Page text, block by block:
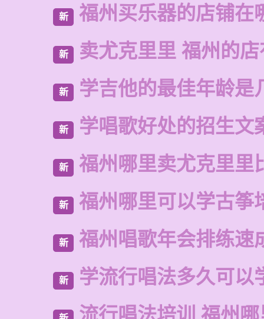
新 福州买乐器的店铺在
新 卖尤克里里 福州的
新 学吉他的最佳年龄是
新 学唱歌好处的招生文
新 福州哪里卖尤克里里
新 福州哪里可以学古筝
新 福州唱歌年会排练速
新 学流行唱法多久可以
流行唱法培训 福州